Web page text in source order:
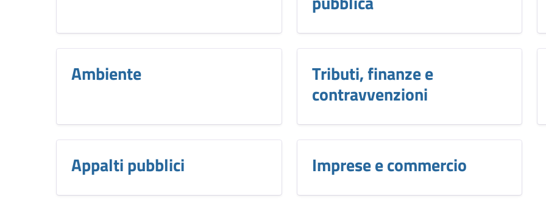
Ambiente Tributi, finanze e
contravvenzioni
Appalti pubblici Imprese e commercio